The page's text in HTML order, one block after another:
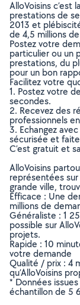
AlloVoisins c’est
prestations de
2013 et
de 4,5 millions
Postez votre
particulier ou un
prestations, du
pour un bon
Facilitez votre
1. Postez votre
secondes.
2. Recevez des
professionnels
3. Echangez
sécurisée et
C’est gratuit et
AlloVoisins
représentées
grande ville,
Efficace : Une
millions de
Généraliste : 1
possible sur
projets.
Rapide : 10
votre demande
Qualité / prix : 4
qu’AlloVoisins
* Données
échantillon de 5